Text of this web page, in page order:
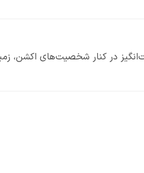
در کنار شخصیت‌های اکشن،